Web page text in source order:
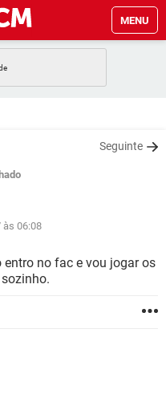
MENU
FACEBOOK
Seguinte
às 06:08
no fac e vou jogar os